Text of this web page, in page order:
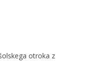
otroka z